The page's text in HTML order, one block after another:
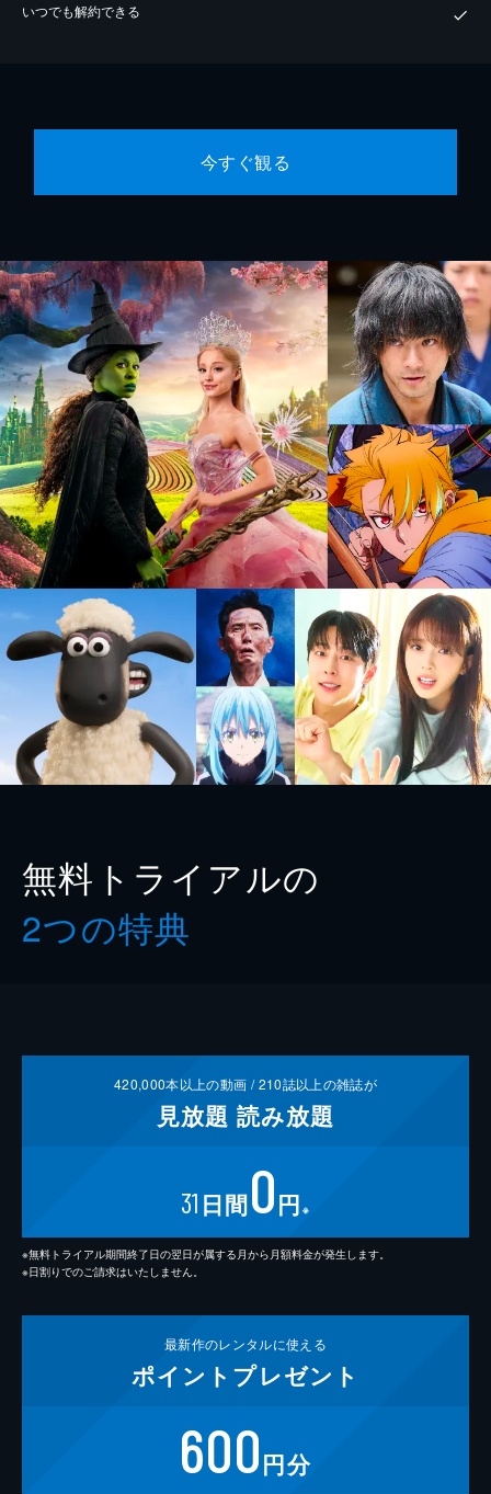
いつでも解約できる
今すぐ観る
無料トライアルの
2つの特典
420,000本以上の動画 /210誌以上の雑誌が
見放題 読み放題
31 日間0円 ※
※無料トライアル期間終了日の翌日が属する月から月額料金が発生します。
※日割りでのご請求はいたしません。
最新作のレンタルに使える
ポイント プレゼント
600円分